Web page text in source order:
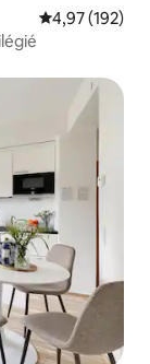
Évaluation
4,97 (192)